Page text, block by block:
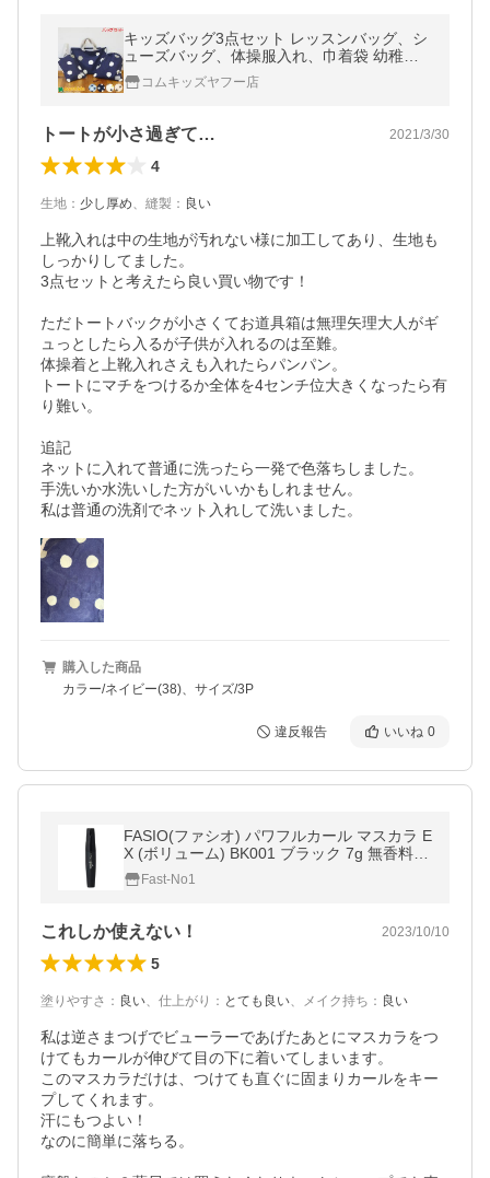
キッズバッグ3点セット レッスンバッグ、シ
ューズバッグ、体操服入れ、巾着袋 幼稚園
入園準備 入学準備 小学生 男の子 女の子 通
学グッツ
コムキッズヤフー店
トートが小さ過ぎて… 2021/3/30
4
生地 ： 少し厚め、 縫製 ： 良い
上靴入れは中の生地が汚れない様に加工してあり、生地も
しっかりしてました。
3点セットと考えたら良い買い物です！
ただトートバックが小さくてお道具箱は無理矢理大人がギ
ュっとしたら入るが子供が入れるのは至難。
体操着と上靴入れさえも入れたらパンパン。
トートにマチをつけるか全体を4センチ位大きくなったら有
り難い。
追記
ネットに入れて普通に洗ったら一発で色落ちしました。
手洗いか水洗いした方がいいかもしれません。
私は普通の洗剤でネット入れして洗いました。
購入した商品
カラー/ネイビー(38)、サイズ/3P
違反報告 いいね 0
FASIO(ファシオ) パワフルカール マスカラ E
X (ボリューム) BK001 ブラック 7g 無香料 1
個 Fast-No1
これしか使えない！ 2023/10/10
5
塗りやすさ ： 良い、 仕上がり ： とても良い、 メイク持ち ： 良い
私は逆さまつげでビューラーであげたあとにマスカラをつ
けてもカールが伸びて目の下に着いてしまいます。
このマスカラだけは、つけても直ぐに固まりカールをキー
プしてくれます。
汗にもつよい！
なのに簡単に落ちる。